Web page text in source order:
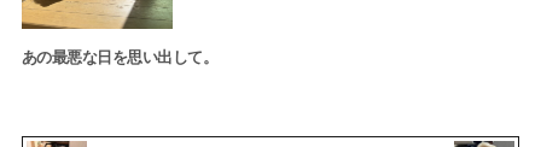
あの最悪な日を思い出して。